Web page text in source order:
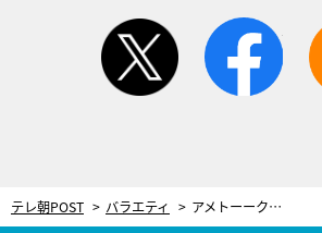
twitter
テレ朝POST バラエティ アメトーーク大賞2019：流行語、新人、ビジュアル映像、反省…そしてグランプリを発表！